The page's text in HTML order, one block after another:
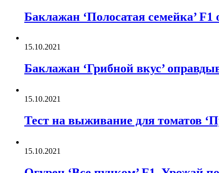
Баклажан ‘Полосатая семейка’
15.10.2021
Баклажан ‘Грибной вкус’
15.10.2021
Тест на выживание для томатов
15.10.2021